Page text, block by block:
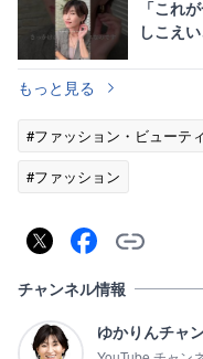
「これ
しこえ
もっと見る
#ファッション・ビューテ
#ファッション
チャンネル情報
ゆかりんチャ